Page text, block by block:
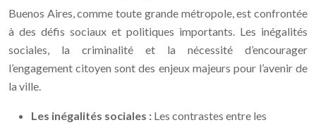
Buenos Aires, comme toute grande métropole, est confrontée
à des défis sociaux et politiques importants. Les inégalités
sociales, la criminalité et la nécessité d’encourager
l’engagement citoyen sont des enjeux majeurs pour l’avenir de
la ville.
Les inégalités sociales : Les contrastes entre les